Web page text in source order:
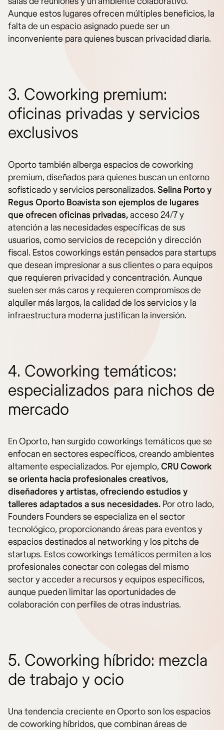
Aunque estos lugares ofrecen múltiples beneficios, la
falta de un espacio asignado puede ser un
inconveniente para quienes buscan privacidad diaria.
3. Coworking premium:
oficinas privadas y servicios
exclusivos
Oporto también alberga espacios de coworking
premium, diseñados para quienes buscan un entorno
sofisticado y servicios personalizados. Selina Porto y
Regus Oporto Boavista son ejemplos de lugares
que ofrecen oficinas privadas,acceso 24/7 y
atención a las necesidades específicas de sus
usuarios, como servicios de recepción y dirección
fiscal. Estos coworkings están pensados para startups
que desean impresionar a sus clientes o para equipos
que requieren privacidad y concentración. Aunque
suelen ser más caros y requieren compromisos de
alquiler más largos, la calidad de los servicios y la
infraestructura moderna justifican la inversión.
4. Coworking temáticos:
especializados para nichos de
mercado
En Oporto, han surgido coworkings temáticos que se
enfocan en sectores específicos, creando ambientes
altamente especializados. Por ejemplo,CRU Cowork
se orienta hacia profesionales creativos,
diseñadores y artistas, ofreciendo estudios y
talleres adaptados a sus necesidades. Por otro lado,
Founders Founders se especializa en el sector
tecnológico, proporcionando áreas para eventos y
espacios destinados al networking y los pitchs de
startups. Estos coworkings temáticos permiten a los
profesionales conectar con colegas del mismo
sector y acceder a recursos y equipos específicos,
aunque pueden limitar las oportunidades de
colaboración con perfiles de otras industrias.
5. Coworking híbrido: mezcla
de trabajo y ocio
Una tendencia creciente en Oporto son los espacios
de coworking híbridos, que combinan áreas de